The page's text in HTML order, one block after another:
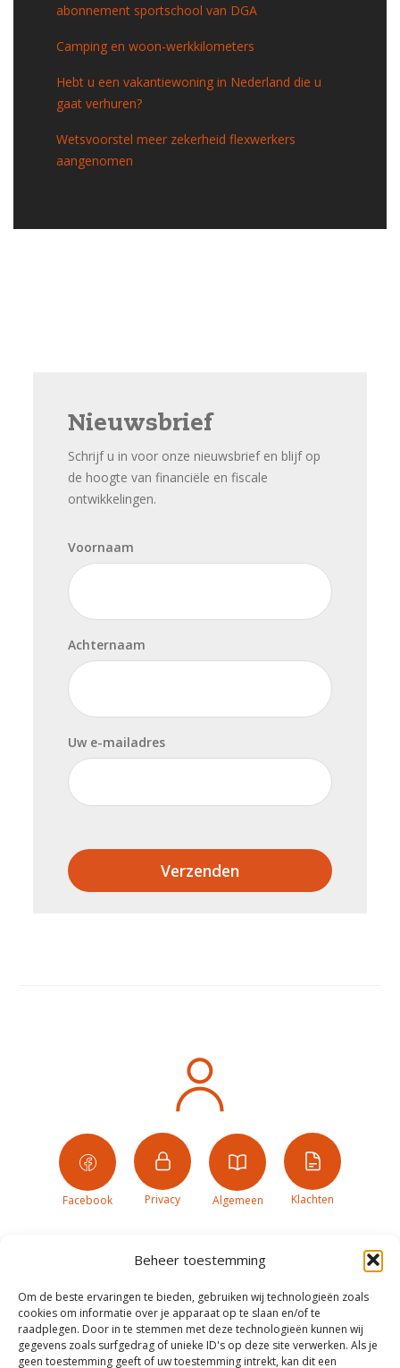
Beheer toestemming
Om de beste ervaringen te bieden, gebruiken wij technologieën zoals
cookies om informatie over je apparaat op te slaan en/of te
raadplegen. Door in te stemmen met deze technologieën kunnen wij
gegevens zoals surfgedrag of unieke ID's op deze site verwerken. Als je
geen toestemming geeft of uw toestemming intrekt, kan dit een
abonnement sportschool van DGA
Camping en woon-werkkilometers
Hebt u een vakantiewoning in Nederland die u
gaat verhuren?
Wetsvoorstel meer zekerheid flexwerkers
aangenomen
Nieuwsbrief
Schrijf u in voor onze nieuwsbrief en blijf op
de hoogte van financiële en fiscale
ontwikkelingen.
Voornaam
Achternaam
Uw e-mailadres
Verzenden
Facebook Privacy Algemeen Klachten